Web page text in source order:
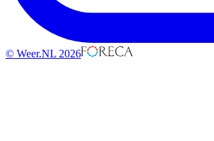
© Weer.NL 2026